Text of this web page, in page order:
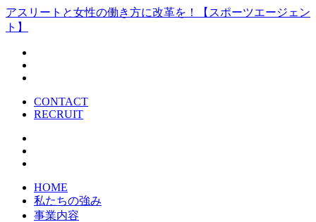
アスリートと女性の働き方に改革を！【スポーツエージェン
ト】
CONTACT
RECRUIT
HOME
私たちの強み
事業内容